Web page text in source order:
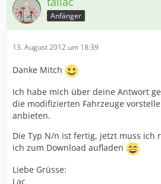
Anfänger
13. August 2012 um 18:39
Danke Mitch
Ich habe mich über deine Antwort
die modifizierten Fahrzeuge
anbieten.
Die Typ N/n ist fertig, jetzt muss ich
ich zum Download aufladen
Liebe Grüsse:
Lac